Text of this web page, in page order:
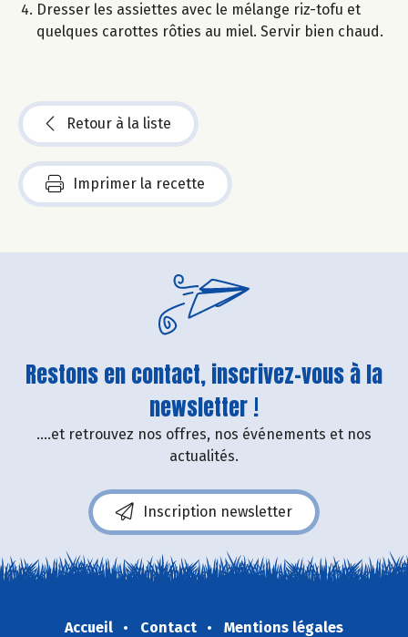
Dresser les assiettes avec le mélange riz-tofu et
quelques carottes rôties au miel. Servir bien chaud.
Retour à la liste
Imprimer la recette
Restons en contact, inscrivez-vous à la
newsletter !
....et retrouvez nos offres, nos événements et nos
actualités.
Inscription newsletter
Accueil Contact
Mentions légales